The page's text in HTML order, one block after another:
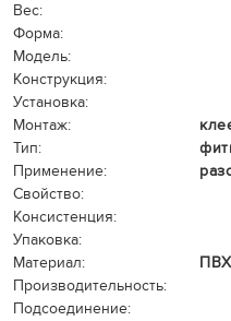
Вес:
Форма:
Модель:
Конструкция:
Установка:
Монтаж:
Тип:
Применение:
Свойство:
Консистенция:
Упаковка:
Материал:
ПВХ
Производительность:
Подсоединение: